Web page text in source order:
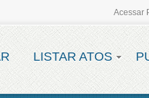
Acessar
LISTAR ATOS